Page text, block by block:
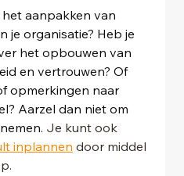
aanpakken van
je organisatie? Heb je
het opbouwen van
en vertrouwen? Of
opmerkingen naar
Aarzel dan niet om
Je kunt ook
inplannen door middel